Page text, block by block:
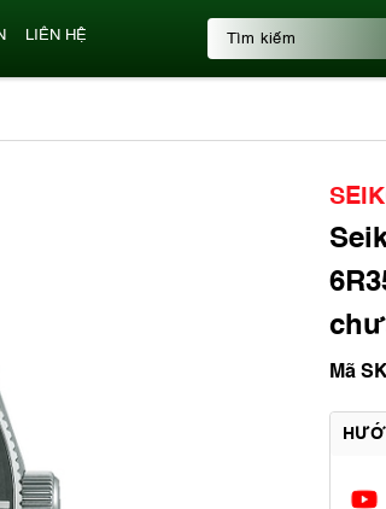
LIÊN HỆ
Mã